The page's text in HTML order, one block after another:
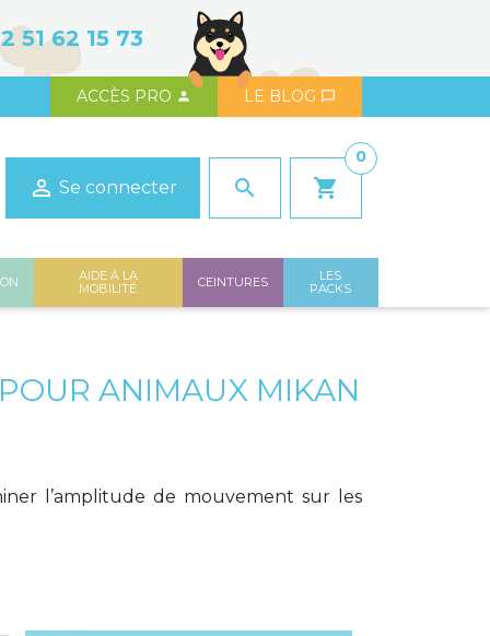
51 62 15 73
ACCÈS PRO  LE BLOG 
 Se connecter search shopping_cart
0
AIDE À LA
MOBILITÉ
CEINTURES
LES
PACKS
ANIMAUX MIKAN
l’amplitude de mouvement sur les